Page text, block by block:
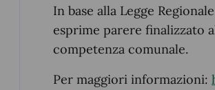
In base alla Legge
esprime parere finalizzato
competenza comunale.
Per maggiori informazioni: